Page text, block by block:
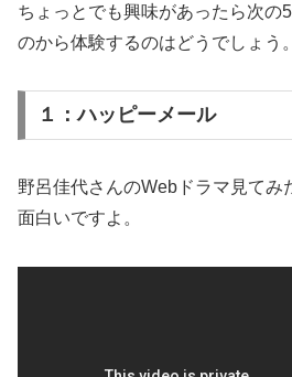
ちょっとでも興味があったら次の
のから体験するのはどうでしょう。
１：ハッピーメール
野呂佳代さんのWebドラマ見てみ
面白いですよ。